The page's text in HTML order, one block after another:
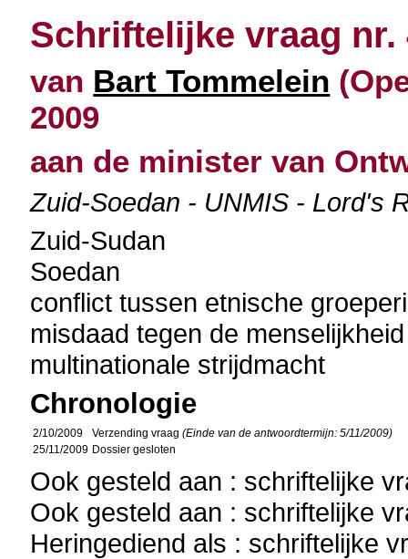
Schriftelijke vraag nr.
van Bart Tommelein
2009
aan de minister van
Zuid-Soedan - UNMIS - Lord's
Zuid-Sudan
Soedan
conflict tussen etnische
misdaad tegen de menselijkheid
multinationale strijdmacht
Chronologie
2/10/2009 Verzending vraag(Einde van de antwoordtermijn: 5/11/2009)
25/11/2009 Dossier gesloten
Ook gesteld aan : schriftelijke
Ook gesteld aan : schriftelijke
Heringediend als : schriftelijke